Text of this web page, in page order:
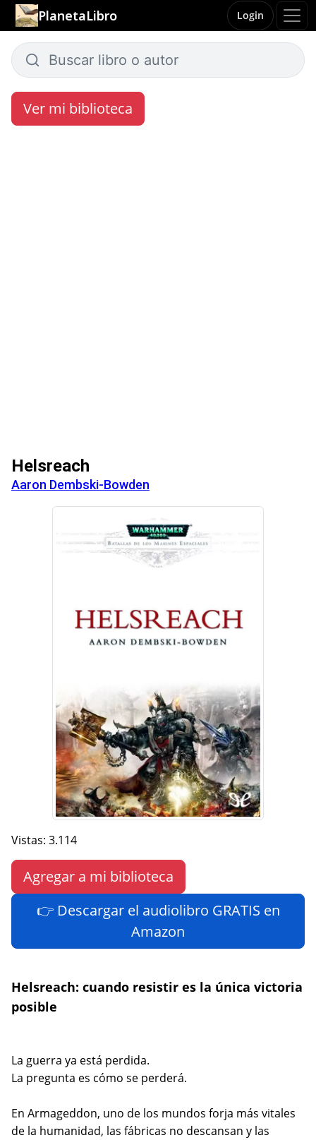
PlanetaLibro Login
Ver mi biblioteca
Helsreach
Aaron Dembski-Bowden
Vistas: 3.114
Agregar a mi biblioteca
👉 Descargar el audiolibro GRATIS en
Amazon
Helsreach: cuando resistir es la única victoria
posible
La guerra ya está perdida.
La pregunta es cómo se perderá.
En Armageddon, uno de los mundos forja más vitales
de la humanidad, las fábricas no descansan y las